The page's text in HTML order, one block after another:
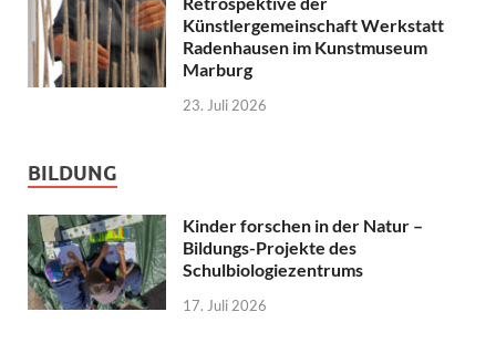
Künstlergemeinschaft Werkstatt
Radenhausen im Kunstmuseum
Marburg
23. Juli 2026
BILDUNG
Kinder forschen in der Natur –
Bildungs-Projekte des
Schulbiologiezentrums
17. Juli 2026